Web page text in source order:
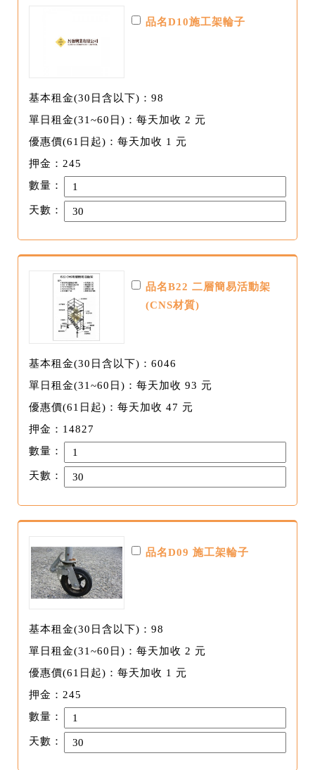
品名D10施工架輪子
基本租金(30日含以下)：98
單日租金(31~60日)：每天加收 2 元
優惠價(61日起)：每天加收 1 元
押金：245
數量：
天數：
品名B22 二層簡易活動架
(CNS材質)
基本租金(30日含以下)：6046
單日租金(31~60日)：每天加收 93 元
優惠價(61日起)：每天加收 47 元
押金：14827
數量：
天數：
品名D09 施工架輪子
基本租金(30日含以下)：98
單日租金(31~60日)：每天加收 2 元
優惠價(61日起)：每天加收 1 元
押金：245
數量：
天數：